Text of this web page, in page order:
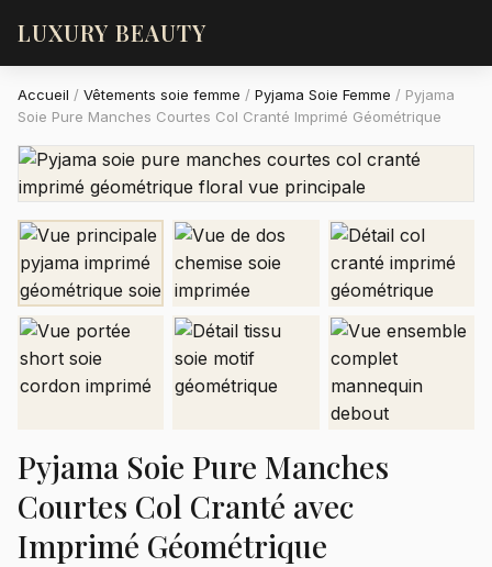
LUXURY BEAUTY
Accueil / Vêtements soie femme / Pyjama Soie Femme / Pyjama
Soie Pure Manches Courtes Col Cranté Imprimé Géométrique
Pyjama Soie Pure Manches
Courtes Col Cranté avec
Imprimé Géométrique